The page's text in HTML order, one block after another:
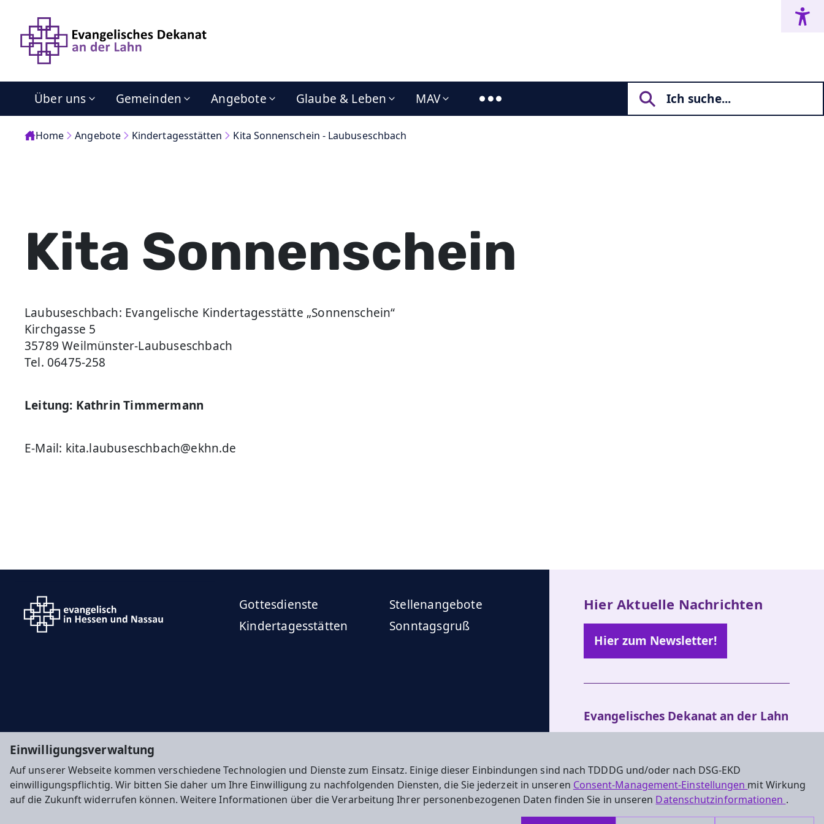
Einwilligungsverwaltung
Auf unserer Webseite kommen verschiedene Technologien und Dienste zum Einsatz. Einige dieser Einbindungen sind nach TDDDG und/oder nach DSG-EKD
einwilligungspflichtig. Wir bitten Sie daher um Ihre Einwilligung zu nachfolgenden Diensten, die Sie jederzeit in unseren Consent-Management-Einstellungen mit Wirkung
auf die Zukunft widerrufen können. Weitere Informationen über die Verarbeitung Ihrer personenbezogenen Daten finden Sie in unseren Datenschutzinformationen .
Über uns Gemeinden Angebote Glaube & Leben MAV
Home Angebote Kindertagesstätten Kita Sonnenschein - Laubuseschbach
Kita Sonnenschein
Laubuseschbach: Evangelische Kindertagesstätte „Sonnenschein“
Kirchgasse 5
35789 Weilmünster-Laubuseschbach
Tel. 06475-258
Leitung: Kathrin Timmermann
E-Mail: kita.laubuseschbach@ekhn.de
Gottesdienste
Kindertagesstätten
Stellenangebote
Sonntagsgruß
Hier Aktuelle Nachrichten
Hier zum Newsletter!
Evangelisches Dekanat an der Lahn
Dietkircher Weg 5a
Tel. : 06431/496070
dekanat.lahn@ekhn.de